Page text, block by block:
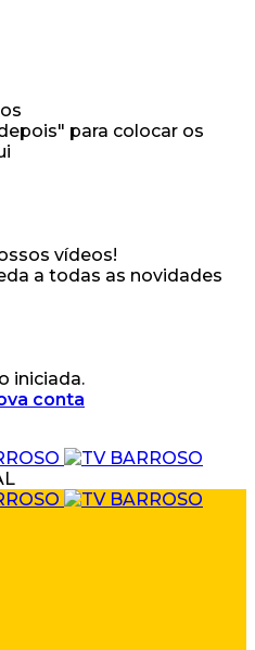
para colocar os
vídeos!
a todas as novidades
iniciada.
conta